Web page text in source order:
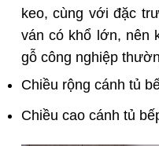
keo, cùng với đặc
ván có khổ lớn, nên
gỗ công nghiệp
Chiều rộng cánh tủ
Chiều cao cánh tủ